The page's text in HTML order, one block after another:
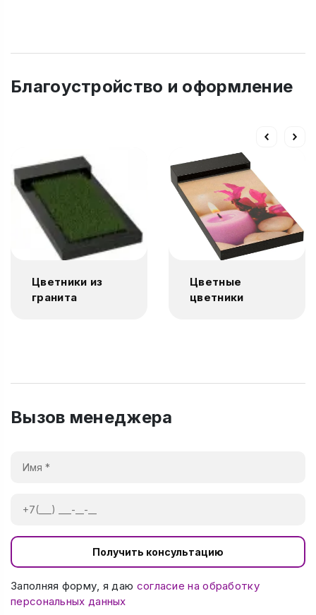
Благоустройство и оформление
Цветники из
гранита
Цветные
цветники
Вызов менеджера
Получить консультацию
Заполняя форму, я даю согласие на обработку
персональных данных